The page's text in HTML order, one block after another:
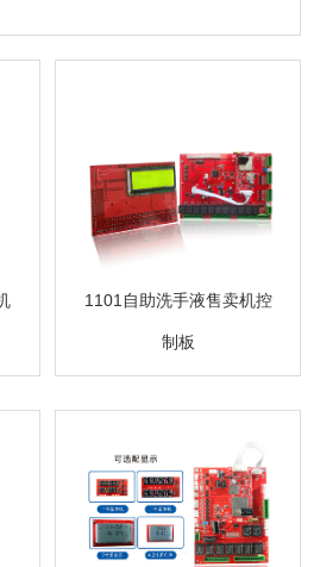
1101自助洗手液售卖机控
制板